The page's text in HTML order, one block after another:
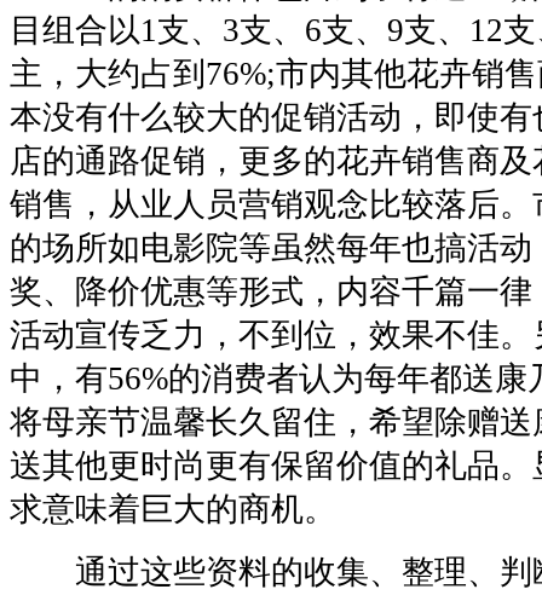
目组合以1支、3支、6支、9支、12
主，大约占到76%;市内其他花卉销
本没有什么较大的促销活动，即使
店的通路促销，更多的花卉销售商
销售，从业人员营销观念比较落后
的场所如电影院等虽然每年也搞活
奖、降价优惠等形式，内容千篇一
活动宣传乏力，不到位，效果不佳
中，有56%的消费者认为每年都送
将母亲节温馨长久留住，希望除赠
送其他更时尚更有保留价值的礼品
求意味着巨大的商机。
通过这些资料的收集、整理、判